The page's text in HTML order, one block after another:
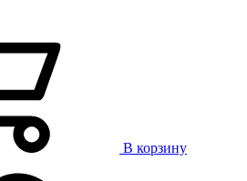
В корзину